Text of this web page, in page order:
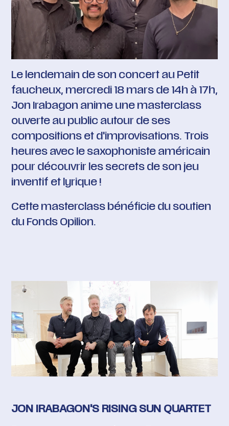
Le lendemain de son concert au Petit
faucheux, mercredi 18 mars de 14h à 17h,
Jon Irabagon anime une masterclass
ouverte au public autour de ses
compositions et d'improvisations. Trois
heures avec le saxophoniste américain
pour découvrir les secrets de son jeu
inventif et lyrique !
Cette masterclass bénéficie du soutien
du Fonds Opilion.
JON IRABAGON'S RISING SUN QUARTET